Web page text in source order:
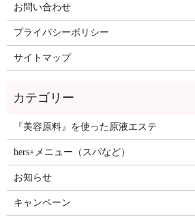
お問い合わせ
プライバシーポリシー
サイトマップ
『美容原料』を使った原液エステ
hers+メニュー（スパなど）
お知らせ
キャンペーン